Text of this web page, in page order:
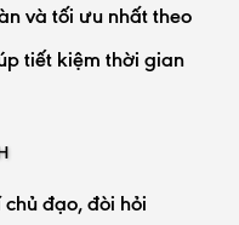
và tối ưu nhất theo
tiết kiệm thời gian
đạo, đòi hỏi